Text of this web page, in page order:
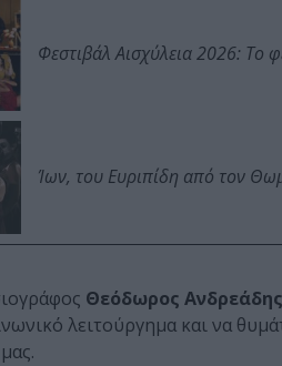
Φεστιβάλ Αισχύλεια 2026: Το
Ίων, του Ευριπίδη από τον
Θεόδωρος
λειτούργημα και να